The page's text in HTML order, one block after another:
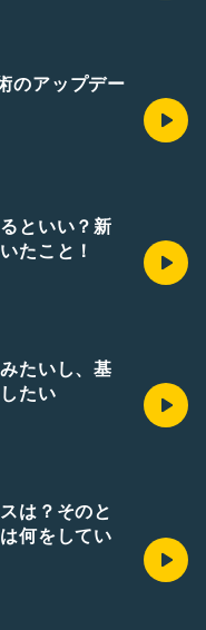
のアップデー
といい？新
たこと！
たいし、基
たい
は？そのと
何をしてい